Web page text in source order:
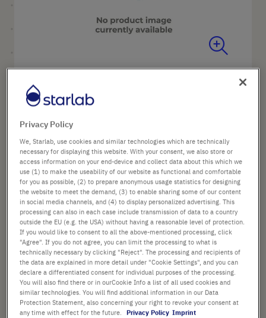
to
the
beginning
of
the
images
gallery
Nom du produit
25,25 €
Prix catalogue indiqué. [*hors TVA et frais de port]
Vérifier la disponibilité Hors frais de port
- +
Ajouter
au
panier
1 Pièce (1 Boîte × 1 Pièce)
Privacy Policy
We, Starlab, use cookies and similar technologies which are technically
necessary for displaying this website. With your consent, we also store or
access information on your end-device and collect data about this which we
use (1) to make the useability of our website as functional and comfortable
for you as possible, (2) to prepare anonymous usage statistics for designing
the website to meet the demand, (3) to enable sharing some of our content
in social media channels, and (4) to display personalized advertising. This
processing can also in each case include transmission of data to a country
outside the EU (e.g. the USA) without having a reasonable level of protection.
If you would like to consent to all the above-mentioned processing, click
"Agree". If you do not agree, you can limit the processing to what is
technically necessary by clicking "Reject". The processing and recipients of
the data are explained in more detail under "Cookie Settings", and you can
declare a differentiated consent for individual purposes of the processing.
You will also find there or in ourCookie Info a list of all used cookies and
similar technologies. You will find additional information in our Data
Protection Statement, also concerning your right to revoke your consent at
any time with effect for the future.
Privacy Policy Imprint